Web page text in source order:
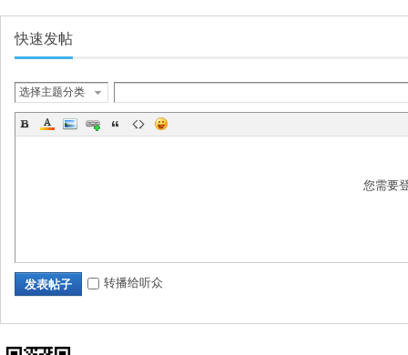
快速发帖
选择主题分类
您需要
发表帖子 转播给听众